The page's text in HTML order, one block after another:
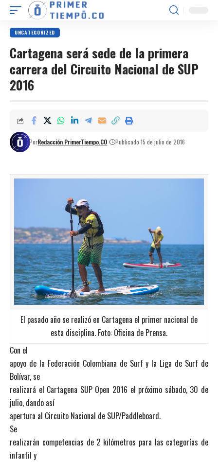
UNCATEGORIZED
Cartagena será sede de la primera
carrera del Circuito Nacional de SUP
2016
PorRedacción PrimerTiempo.CO Publicado 15 de julio de 2016
El pasado año se realizó en Cartagena el primer nacional de
esta disciplina. Foto: Oficina de Prensa.
Con el
apoyo de la Federación Colombiana de Surf y la Liga de Surf de
Bolívar, se
realizará el Cartagena SUP Open 2016 el próximo sábado, 30 de
julio, dando así
apertura al Circuito Nacional de SUP/Paddleboard.
Se
realizarán competencias de 2 kilómetros para las categorías de
infantil y